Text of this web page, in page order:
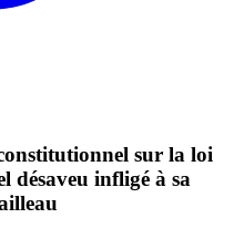
sur la loi
désaveu infligé à sa